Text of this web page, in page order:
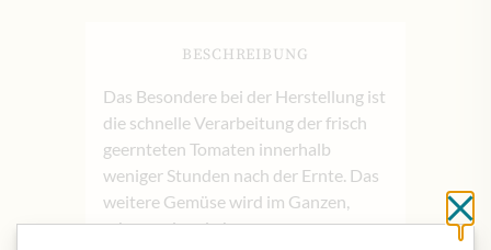
BESCHREIBUNG
Das Besondere bei der Herstellung ist
die schnelle Verarbeitung der frisch
geernteten Tomaten innerhalb
weniger Stunden nach der Ernte. Das
weitere Gemüse wird im Ganzen,
schonend und ohne